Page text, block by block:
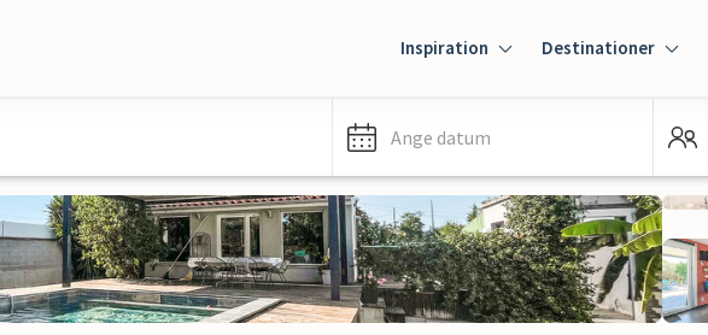
Inspiration Destinationer
Ange datum